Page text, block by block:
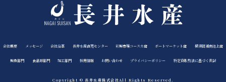
会社概要 メッセージ 会社沿革 長井水産直売センター 彩鮮市場コースカ店 ポートマーケット店 横須賀湘南池上店
鮮魚部門 食品卸部門 加工部門 採用情報 お問い合わせ プライバシーポリシー 特定商取引法に基づく表記
Copyright © 長井水産株式会社All Rights Reserved.